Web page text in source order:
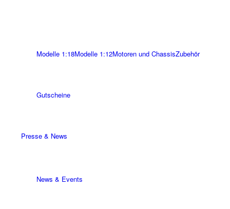
Modelle 1:18Modelle 1:12Motoren und ChassisZubehör
Gutscheine
Presse & News
News & Events